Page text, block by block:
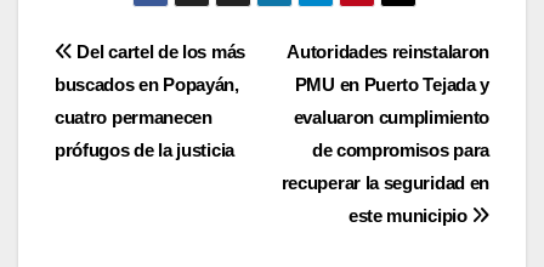
Navegación
de
entradas
Autoridades reinstalaron
PMU en Puerto Tejada y
evaluaron cumplimiento
de compromisos para
recuperar la seguridad en
este municipio
Del cartel de los más
buscados en Popayán,
cuatro permanecen
prófugos de la justicia